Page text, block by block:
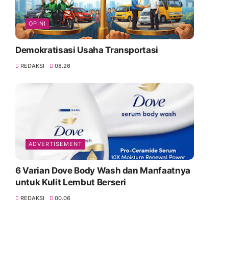
OPINI
Demokratisasi Usaha Transportasi
REDAKSI 08.26
ADVERTISEMENT
6 Varian Dove Body Wash dan Manfaatnya
untuk Kulit Lembut Berseri
REDAKSI 00.06